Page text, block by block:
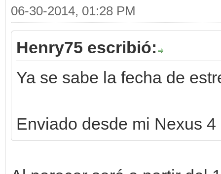
06-30-2014, 01:28 PM
Henry75 escribió:
Ya se sabe la fecha de
Enviado desde mi Nexus